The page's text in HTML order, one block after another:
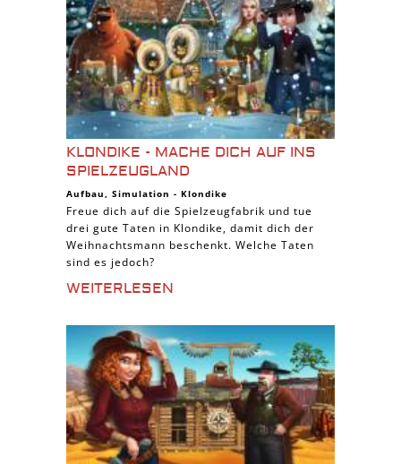
KLONDIKE - MACHE DICH AUF INS
SPIELZEUGLAND
Aufbau, Simulation - Klondike
Freue dich auf die Spielzeugfabrik und tue
drei gute Taten in Klondike, damit dich der
Weihnachtsmann beschenkt. Welche Taten
sind es jedoch?
WEITERLESEN